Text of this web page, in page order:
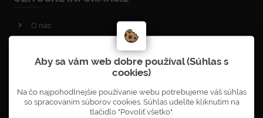
O nás
Objednávka newsletterů
Obnova lesa
Enviromentálna politika
Aby sa vám web dobre používal (Súhlas s
cookies)
Na čo najpohodlnejšie používanie webu potrebujeme váš súhlas
so spracovaním súborov cookies. Súhlas udelíte kliknutím na
tlačidlo "Povoliť všetko".